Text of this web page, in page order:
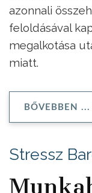
azonnali
feloldásával
megalkotása
miatt.
BŐVEBBEN ...
Stressz